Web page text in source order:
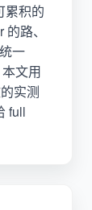
累积的
路、
一
文用
实测
full